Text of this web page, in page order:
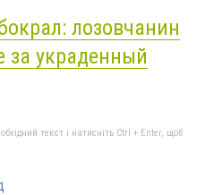
лозовчанин
за украденный
текст і натисніть Ctrl + Enter, щоб